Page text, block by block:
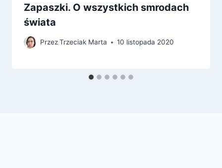
Zapaszki. O wszystkich smrodach
świata
PrzezTrzeciak Marta 10 listopada 2020